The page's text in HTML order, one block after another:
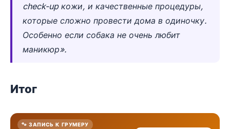
check-up кожи, и качественные процедуры,
которые сложно провести дома в одиночку.
Особенно если собака не очень любит
маникюр».
Итог
🐾 ЗАПИСЬ К ГРУМЕРУ